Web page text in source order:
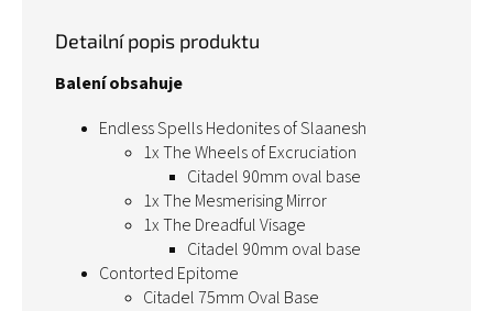
Detailní popis produktu
Balení obsahuje
Endless SpellsHedonites of Slaanesh
1x The Wheels of Excruciation
Citadel 90mm oval base
1x The Mesmerising Mirror
1x The Dreadful Visage
Citadel 90mm oval base
Contorted Epitome
Citadel 75mm Oval Base